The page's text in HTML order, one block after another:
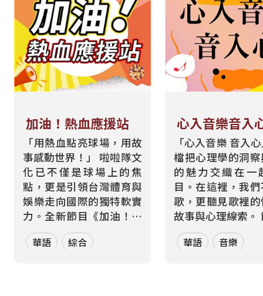
加油！熱血應援站
「用熱血點亮球場，用故
事感動世界！」 啦啦隊文
化已不僅是球場上的焦
點，更是引領台灣體育與
娛樂走向國際的獨特軟實
力。全新節目《加油！熱
血應援站》，由香港藝人
張啟樂與影視運動產業專
華語 綜合
心入音樂音入
「心入音樂 音入
檔把心理學的洞
的魅力交織在一
目。在這裡，我
歌，更聽見歌裡
故事與心理線索。 節目從
心理學的角度出
聽眾探索音樂如
華語 音樂